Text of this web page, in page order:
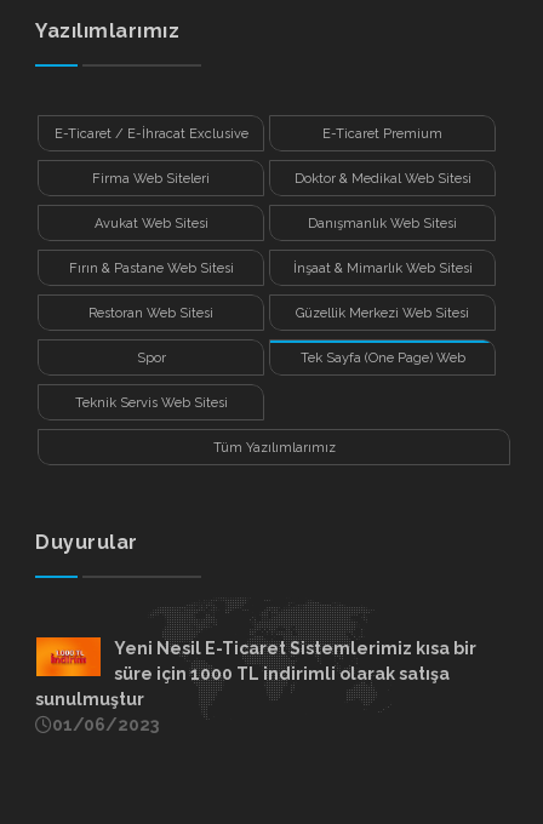
Yazılımlarımız
E-Ticaret / E-İhracat Exclusive E-Ticaret Premium
Firma Web Siteleri Doktor & Medikal Web Sitesi
Avukat Web Sitesi Danışmanlık Web Sitesi
Fırın & Pastane Web Sitesi İnşaat & Mimarlık Web Sitesi
Restoran Web Sitesi Güzellik Merkezi Web Sitesi
Spor Tek Sayfa (One Page) Web
Teknik Servis Web Sitesi
Tüm Yazılımlarımız
Duyurular
Yeni Nesil E-Ticaret Sistemlerimiz kısa bir
süre için 1000 TL indirimli olarak satışa
sunulmuştur
01/06/2023